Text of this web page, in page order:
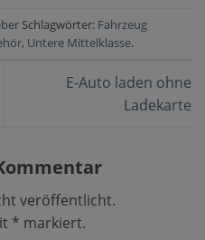
Schlagwörter: Fahrzeug
, Untere Mittelklasse.
E-Auto laden ohne
Ladekarte
veröffentlicht.
* markiert.